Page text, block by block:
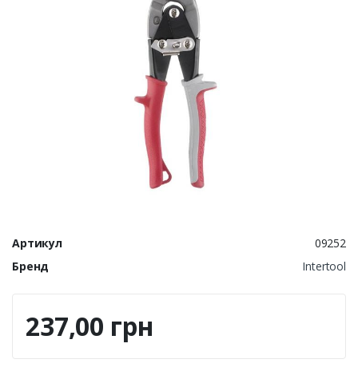
Артикул
09252
Бренд
Intertool
237,00 грн